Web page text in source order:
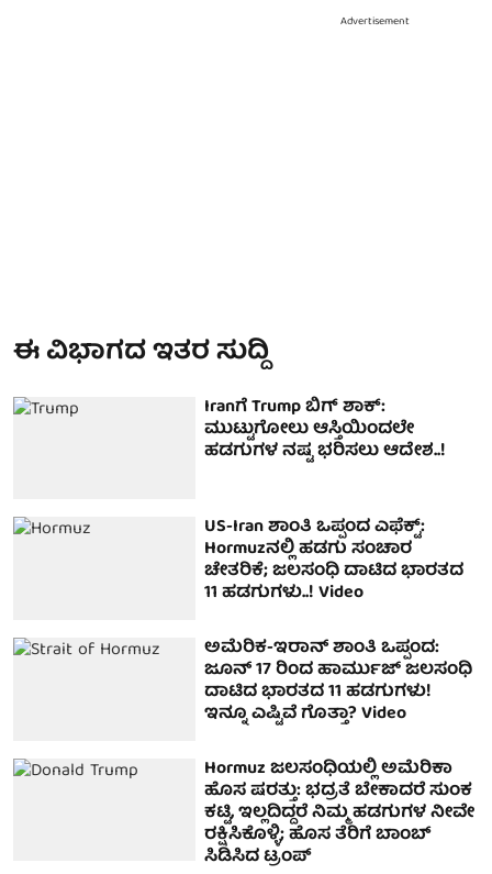
Advertisement
ಈ ವಿಭಾಗದ ಇತರ ಸುದ್ದಿ
Iranಗೆ Trump ಬಿಗ್ ಶಾಕ್:
ಮುಟ್ಟುಗೋಲು ಆಸ್ತಿಯಿಂದಲೇ
ಹಡಗುಗಳ ನಷ್ಟ ಭರಿಸಲು ಆದೇಶ..!
US-Iran ಶಾಂತಿ ಒಪ್ಪಂದ ಎಫೆಕ್ಟ್:
Hormuzನಲ್ಲಿ ಹಡಗು ಸಂಚಾರ
ಚೇತರಿಕೆ; ಜಲಸಂಧಿ ದಾಟಿದ ಭಾರತದ
11 ಹಡಗುಗಳು..! Video
ಅಮೆರಿಕ-ಇರಾನ್ ಶಾಂತಿ ಒಪ್ಪಂದ:
ಜೂನ್ 17 ರಿಂದ ಹಾರ್ಮುಜ್ ಜಲಸಂಧಿ
ದಾಟಿದ ಭಾರತದ 11 ಹಡಗುಗಳು!
ಇನ್ನೂ ಎಷ್ಟಿವೆ ಗೊತ್ತಾ? Video
Hormuz ಜಲಸಂಧಿಯಲ್ಲಿ ಅಮೆರಿಕಾ
ಹೊಸ ಷರತ್ತು: ಭದ್ರತೆ ಬೇಕಾದರೆ ಸುಂಕ
ಕಟ್ಟಿ, ಇಲ್ಲದಿದ್ದರೆ ನಿಮ್ಮ ಹಡಗುಗಳ ನೀವೇ
ರಕ್ಷಿಸಿಕೊಳ್ಳಿ; ಹೊಸ ತೆರಿಗೆ ಬಾಂಬ್
ಸಿಡಿಸಿದ ಟ್ರಂಪ್